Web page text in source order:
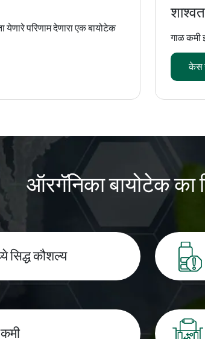
परिणाम देणारा एक बायोटेक
गाळ कमी
केस
ऑरगॅनिका बायोटेक का
सिद्ध कौशल्य